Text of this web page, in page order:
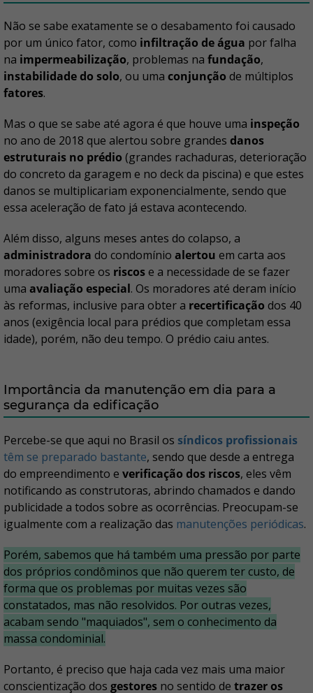
Não se sabe exatamente se o desabamento foi causado
por um único fator, como infiltração de água por falha
na impermeabilização, problemas na fundação,
instabilidade do solo, ou uma conjunção de múltiplos
fatores.
Mas o que se sabe até agora é que houve uma inspeção
no ano de 2018 que alertou sobre grandes danos
estruturais no prédio (grandes rachaduras, deterioração
do concreto da garagem e no deck da piscina) e que estes
danos se multiplicariam exponencialmente, sendo que
essa aceleração de fato já estava acontecendo.
Além disso, alguns meses antes do colapso, a
administradora do condomínio alertou em carta aos
moradores sobre os riscose a necessidade de se fazer
uma avaliação especial. Os moradores até deram início
às reformas, inclusive para obter a recertificação dos 40
anos (exigência local para prédios que completam essa
idade), porém, não deu tempo. O prédio caiu antes.
Importância da manutenção em dia para a
segurança da edificação
Percebe-se que aqui no Brasil os síndicos profissionais
têm se preparado bastante, sendo que desde a entrega
do empreendimento e verificação dos riscos, eles vêm
notificando as construtoras, abrindo chamados e dando
publicidade a todos sobre as ocorrências. Preocupam-se
igualmente com a realização das manutenções periódicas.
Porém, sabemos que há também uma pressão por parte
dos próprios condôminos que não querem ter custo, de
forma que os problemas por muitas vezes são
constatados, mas não resolvidos. Por outras vezes,
acabam sendo "maquiados", sem o conhecimento da
massa condominial.
Portanto, é preciso que haja cada vez mais uma maior
conscientização dos gestores no sentido de trazer os